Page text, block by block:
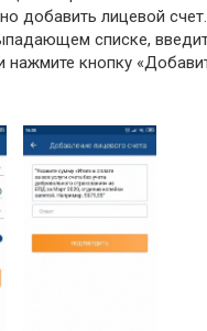
добавить лицевой
списке,
нажмите кнопку